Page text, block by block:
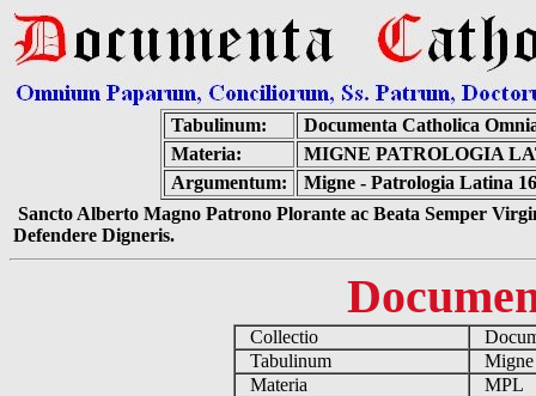
Tabulinum:
Documenta Catholica
Materia:
MIGNE PATROLOGIA
Argumentum:
Migne - Patrologia Latina
Sancto Alberto Magno Patrono Plorante ac Beata Semper
Defendere Digneris.
Collectio
Tabulinum
Materia
MPL